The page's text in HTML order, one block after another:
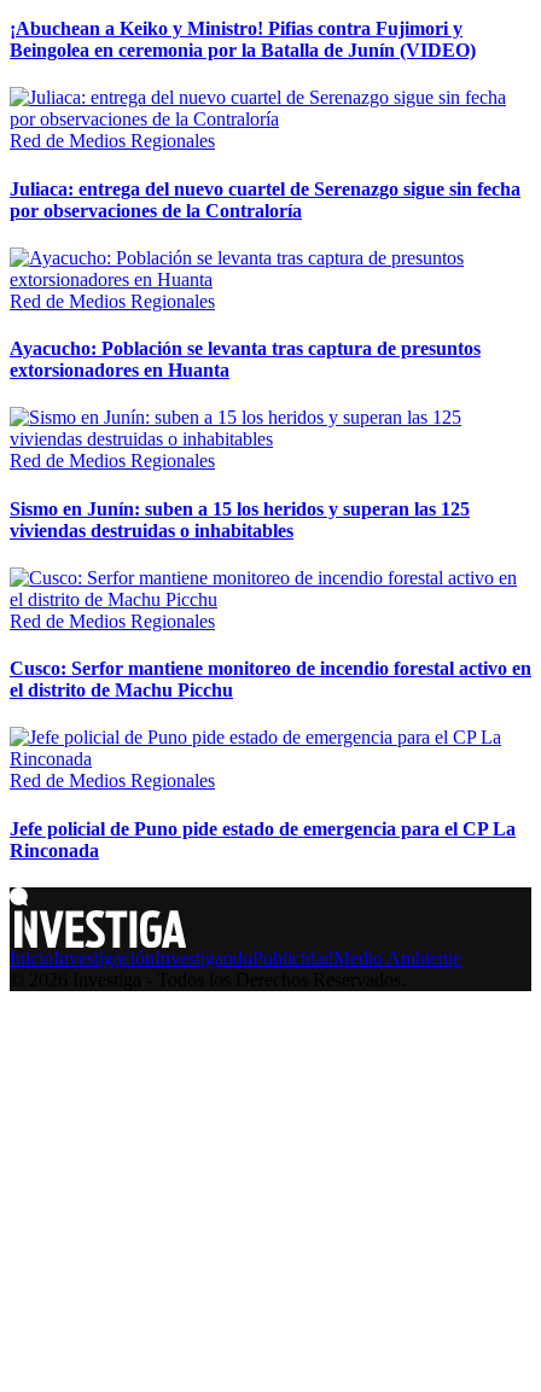
¡Abuchean a Keiko y Ministro! Pifias contra Fujimori y
Beingolea en ceremonia por la Batalla de Junín (VIDEO)
Red de Medios Regionales
Juliaca: entrega del nuevo cuartel de Serenazgo sigue sin fecha
por observaciones de la Contraloría
Red de Medios Regionales
Ayacucho: Población se levanta tras captura de presuntos
extorsionadores en Huanta
Red de Medios Regionales
Sismo en Junín: suben a 15 los heridos y superan las 125
viviendas destruidas o inhabitables
Red de Medios Regionales
Cusco: Serfor mantiene monitoreo de incendio forestal activo en
el distrito de Machu Picchu
Red de Medios Regionales
Jefe policial de Puno pide estado de emergencia para el CP La
Rinconada
InicioInvestigaciónInvestigandoPublicidadMedio Ambiente